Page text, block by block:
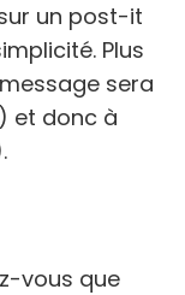
un post-it
Plus
sera
et donc à
vous que